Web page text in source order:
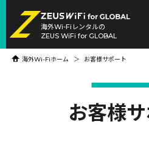
海外Wi-Fiレンタルの
ZEUS WiFi for GLOBAL
海外Wi-Fiホーム お客様サポート
お客様